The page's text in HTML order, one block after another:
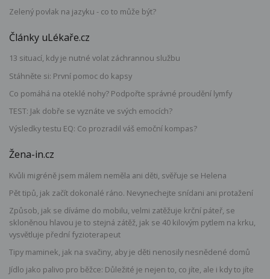
Zelený povlak na jazyku - co to může být?
Články uLékaře.cz
13 situací, kdy je nutné volat záchrannou službu
Stáhněte si: První pomoc do kapsy
Co pomáhá na oteklé nohy? Podpořte správné proudění lymfy
TEST: Jak dobře se vyznáte ve svých emocích?
Výsledky testu EQ: Co prozradil váš emoční kompas?
Žena-in.cz
Kvůli migréně jsem málem neměla ani děti, svěřuje se Helena
Pět tipů, jak začít dokonalé ráno. Nevynechejte snídani ani protažení
Způsob, jak se díváme do mobilu, velmi zatěžuje krční páteř, se
skloněnou hlavou je to stejná zátěž, jak se 40 kilovým pytlem na krku,
vysvětluje přední fyzioterapeut
Tipy maminek, jak na svačiny, aby je děti nenosily nesnědené domů
Jídlo jako palivo pro běžce: Důležité je nejen to, co jíte, ale i kdy to jíte